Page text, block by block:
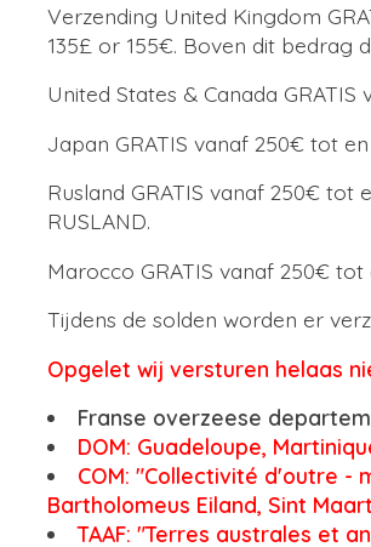
Verzending United Kingdom
135£ or 155€. Boven dit bedrag
United States & Canada
Japan GRATIS vanaf 250€ tot
Rusland GRATIS vanaf 250€ tot
RUSLAND.
Marocco GRATIS vanaf 250€ tot
Tijdens de solden worden er
Opgelet wij versturen helaas
Franse overzeese
DOM: Guadeloupe,
COM: "Collectivité d'outre -
Bartholomeus Eiland, Sint
TAAF: "Terres australes et